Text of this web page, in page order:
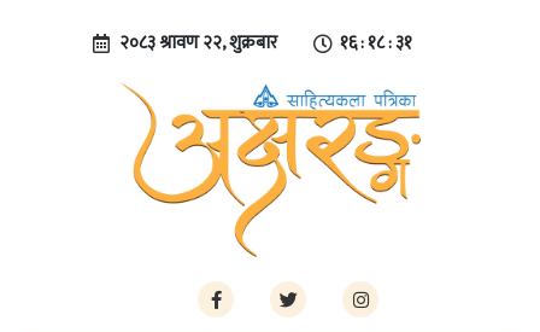
२०८३ श्रावण २२, शुक्रबार १६ : १८ : ३२